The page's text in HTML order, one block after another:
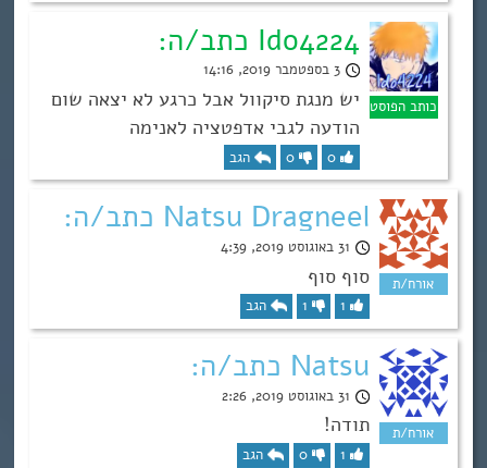
Ido4224 כתב/ה:
3 בספטמבר 2019, 14:16
יש מנגת סיקוול אבל כרגע לא יצאה שום
הודעה לגבי אדפטציה לאנימה
0
0 הגב
Natsu Dragneel כתב/ה:
31 באוגוסט 2019, 4:39
סוף סוף
1
1 הגב
Natsu כתב/ה:
31 באוגוסט 2019, 2:26
תודה!
1
0 הגב